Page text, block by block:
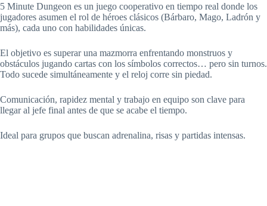
5 Minute Dungeon es un juego cooperativo en tiempo real donde los
jugadores asumen el rol de héroes clásicos (Bárbaro, Mago, Ladrón y
más), cada uno con habilidades únicas.
El objetivo es superar una mazmorra enfrentando monstruos y
obstáculos jugando cartas con los símbolos correctos… pero sin turnos.
Todo sucede simultáneamente y el reloj corre sin piedad.
Comunicación, rapidez mental y trabajo en equipo son clave para
llegar al jefe final antes de que se acabe el tiempo.
Ideal para grupos que buscan adrenalina, risas y partidas intensas.